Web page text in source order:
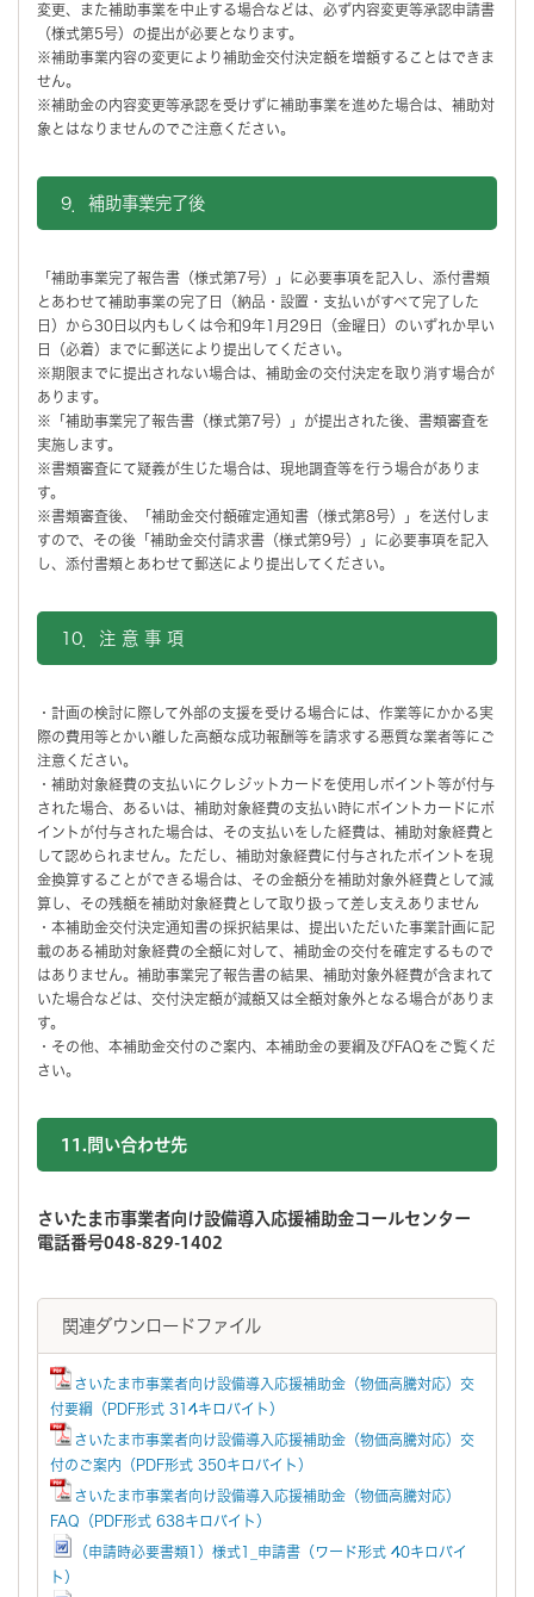
変更、また補助事業を中止する場合などは、必ず内容変更等承認申請書
（様式第5号）の提出が必要となります。
※補助事業内容の変更により補助金交付決定額を増額することはできま
せん。
※補助金の内容変更等承認を受けずに補助事業を進めた場合は、補助対
象とはなりませんのでご注意ください。
9．補助事業完了後
「補助事業完了報告書（様式第7号）」に必要事項を記入し、添付書類
とあわせて補助事業の完了日（納品・設置・支払いがすべて完了した
日）から30日以内もしくは令和9年1月29日（金曜日）のいずれか早い
日（必着）までに郵送により提出してください。
※期限までに提出されない場合は、補助金の交付決定を取り消す場合が
あります。
※「補助事業完了報告書（様式第7号）」が提出された後、書類審査を
実施します。
※書類審査にて疑義が生じた場合は、現地調査等を行う場合がありま
す。
※書類審査後、「補助金交付額確定通知書（様式第8号）」を送付しま
すので、その後「補助金交付請求書（様式第9号）」に必要事項を記入
し、添付書類とあわせて郵送により提出してください。
10．注 意 事 項
・計画の検討に際して外部の支援を受ける場合には、作業等にかかる実
際の費用等とかい離した高額な成功報酬等を請求する悪質な業者等にご
注意ください。
・補助対象経費の支払いにクレジットカードを使用しポイント等が付与
された場合、あるいは、補助対象経費の支払い時にポイントカードにポ
イントが付与された場合は、その支払いをした経費は、補助対象経費と
して認められません。ただし、補助対象経費に付与されたポイントを現
金換算することができる場合は、その金額分を補助対象外経費として減
算し、その残額を補助対象経費として取り扱って差し支えありません
・本補助金交付決定通知書の採択結果は、提出いただいた事業計画に記
載のある補助対象経費の全額に対して、補助金の交付を確定するもので
はありません。補助事業完了報告書の結果、補助対象外経費が含まれて
いた場合などは、交付決定額が減額又は全額対象外となる場合がありま
す。
・その他、本補助金交付のご案内、本補助金の要綱及びFAQをご覧くだ
さい。
11.問い合わせ先
さいたま市事業者向け設備導入応援補助金コールセンター
電話番号048-829-1402
関連ダウンロードファイル
さいたま市事業者向け設備導入応援補助金（物価高騰対応）交
付要綱（PDF形式 314キロバイト）
さいたま市事業者向け設備導入応援補助金（物価高騰対応）交
付のご案内（PDF形式 350キロバイト）
さいたま市事業者向け設備導入応援補助金（物価高騰対応）
FAQ（PDF形式 638キロバイト）
（申請時必要書類1）様式1_申請書（ワード形式 40キロバイ
ト）